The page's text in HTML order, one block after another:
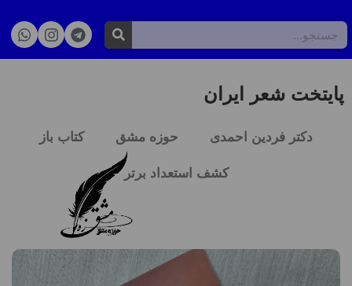
پایتخت شعر ایران
دکتر فردین احمدی حوزه مشق کتاب باز
کشف استعداد برتر